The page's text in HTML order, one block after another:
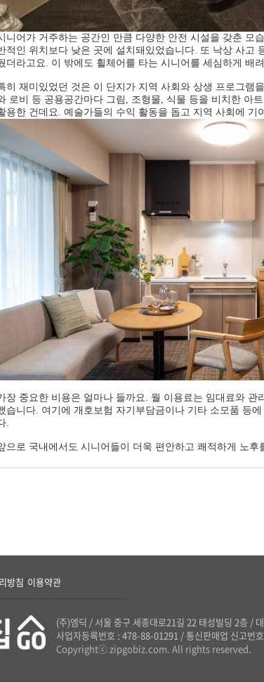
니어가 거주하는 공간인 만큼 다양한 안전 시설을 갖춘 모
적인 위치보다 낮은 곳에 설치돼있었습니다. 또 낙상 사고
더라고요. 이 밖에도 휠체어를 타는 시니어를 세심하게 배
히 재미있었던 것은 이 단지가 지역 사회와 상생 프로그램
로비 등 공용공간마다 그림, 조형물, 식물 등을 비치한 아
용한 건데요. 예술가들의 수익 활동을 돕고 지역 사회에
장 중요한 비용은 얼마나 들까요. 월 이용료는 임대료와 관
습니다. 여기에 개호보험 자기부담금이나 기타 소모품 등
.
으로 국내에서도 시니어들이 더욱 편안하고 쾌적하게 노
(주)엠딕 / 서울 중구 세종대로21길 22 태성빌딩 2층 /
사업자등록번호 : 478-88-01291 /통신판매업 신고번
Copyrightⓒ zipgobiz.com. All rights reserved.
방침/이용약관